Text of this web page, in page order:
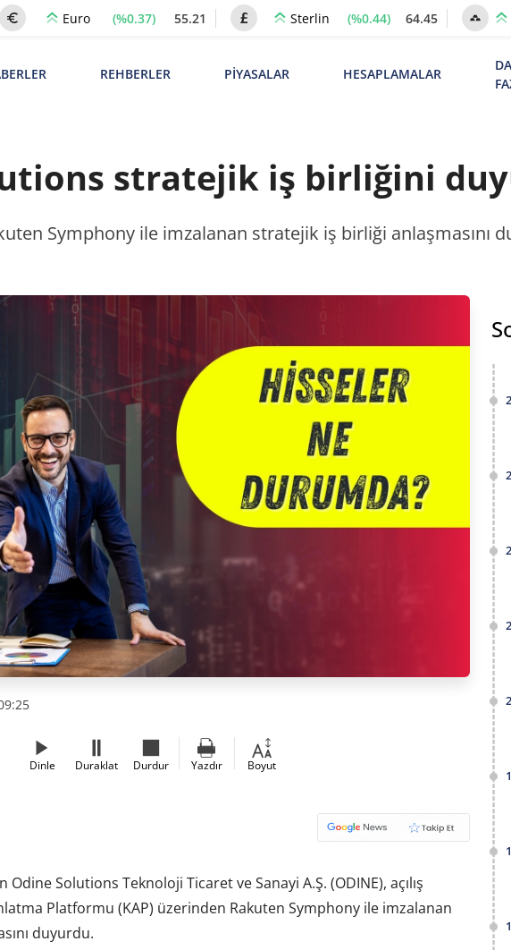
Euro (%0.37) 55.21 Sterlin (%0.44) 64.45
REHBERLER PİYASALAR HESAPLAMALAR
stratejik iş birliğini
Symphony ile imzalanan stratejik iş birliği anlaşmasını
Dinle Duraklat Durdur Yazdır Boyut
Odine Solutions Teknoloji Ticaret ve Sanayi A.Ş. (ODINE), açılış
Platformu (KAP) üzerinden Rakuten Symphony ile imzalanan
duyurdu.